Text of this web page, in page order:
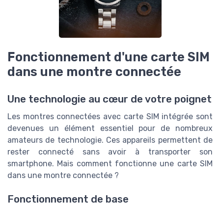
Fonctionnement d'une carte SIM
dans une montre connectée
Une technologie au cœur de votre poignet
Les montres connectées avec carte SIM intégrée sont
devenues un élément essentiel pour de nombreux
amateurs de technologie. Ces appareils permettent de
rester connecté sans avoir à transporter son
smartphone. Mais comment fonctionne une carte SIM
dans une montre connectée ?
Fonctionnement de base